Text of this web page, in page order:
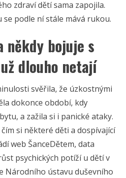
zdraví dětí sama zapojila.
podle ní stále mává rukou.
někdy bojuje s
dlouho netají
svěřila, že úzkostnými
dokonce období, kdy
a zažila si i panické ataky.
si některé děti a dospívající
web ŠanceDětem, data
psychických potíží u dětí v
Národního ústavu duševního